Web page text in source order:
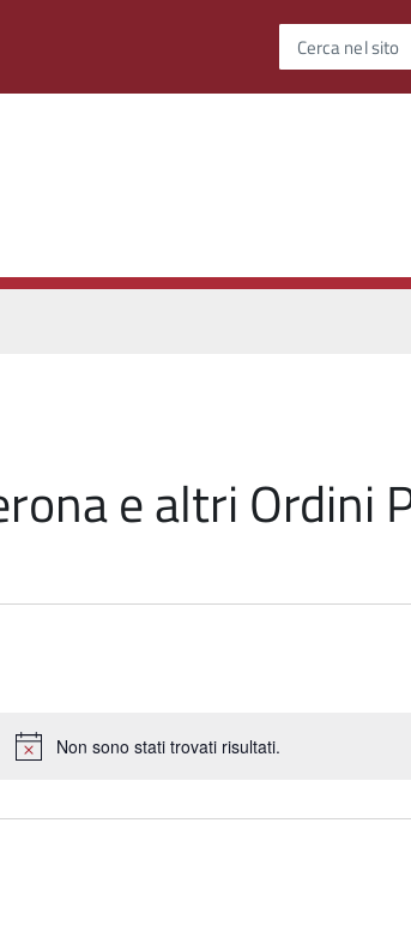
Cerca nel sito
e altri Ordini
Notice
Non sono stati trovati risultati.